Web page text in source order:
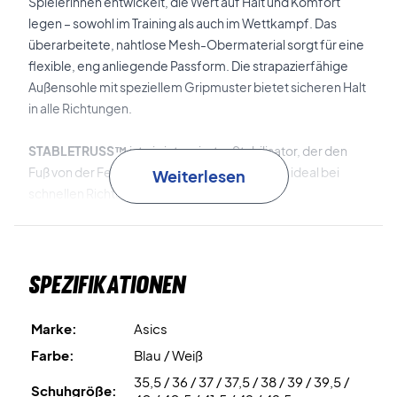
legen – sowohl im Training als auch im Wettkampf. Das
überarbeitete, nahtlose Mesh-Obermaterial sorgt für eine
flexible, eng anliegende Passform. Die strapazierfähige
Außensohle mit speziellem Gripmuster bietet sicheren Halt
in alle Richtungen.
STABLETRUSS™ist ein integrierter Stabilisator, der den
Fuß von der Ferse bis zum Vorfuß unterstützt – ideal bei
schnellen Richtungswechseln.
intensiven Ballwechseln.
Umschließende Außensohle und zirkuläres Profil
Seitwärtsbewegungen mit besserer
Gewichtsverlagerung.
Weiterlesen
Spezifikationen
Marke:
Asics
Farbe:
Blau / Weiß
Schuhgröße:
35,5 / 36 / 37 / 37,5 / 38 / 39 / 39,5 /